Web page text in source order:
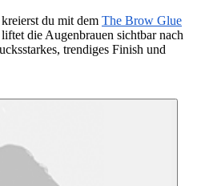
kreierst du mit dem The Brow Glue
die Augenbrauen sichtbar nach
trendiges Finish und